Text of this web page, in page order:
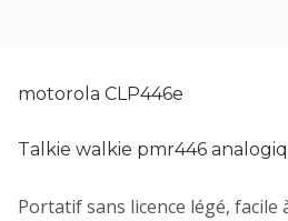
motorola CLP446e
Talkie walkie pmr446
Portatif sans licence légé,